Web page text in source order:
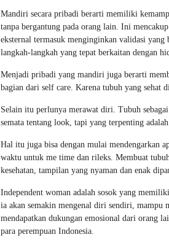
Mandiri secara pribadi berarti memiliki
tanpa bergantung pada orang lain. Ini
eksternal termasuk menginginkan validasi
langkah-langkah yang tepat berkaitan dengan
Menjadi pribadi yang mandiri juga berarti
bagian dari self care. Karena tubuh yang sehat
Selain itu perlunya merawat diri. Tubuh
semata tentang look, tapi yang terpenting
Hal itu juga bisa dengan mulai mendengarkan
waktu untuk me time dan rileks. Membuat
kesehatan, tampilan yang nyaman dan enak
Independent woman adalah sosok yang
ia akan semakin mengenal diri sendiri, mampu
mendapatkan dukungan emosional dari orang
para perempuan Indonesia.